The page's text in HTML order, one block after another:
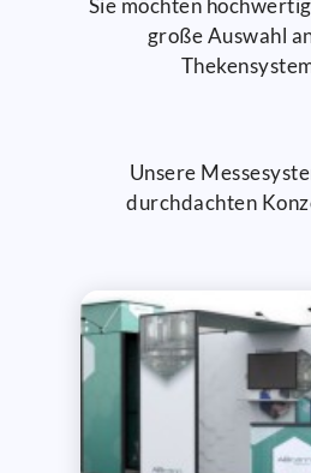
Sie möchten
große Auswahl
Unsere
durchdachten